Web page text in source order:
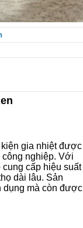
gia nhiệt được
nghiệp. Với
cung cấp hiệu suất
dài lâu. Sản
dụng mà còn được